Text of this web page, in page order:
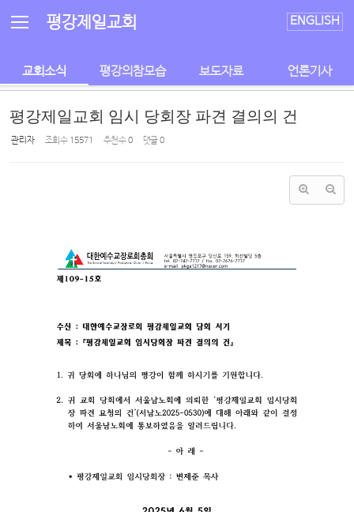
평강제일교회 ENGLISH
교회소식 평강의참모습 보도자료 언론기사
평강제일교회 임시 당회장 파견 결의의 건
관리자 조회 수 15571 추천 수0 댓글0